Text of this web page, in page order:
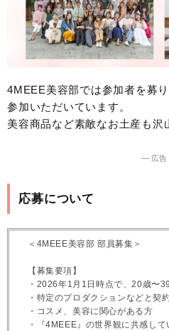
4MEEE美容部では参加者を募
参加いただいています。
美容商品など素敵なお土産も沢
― 広
応募について
＜4MEEE美容部 部員募集＞
【募集要項】
・2026年1月1日時点で、20歳〜
・特定のプロダクションなどと契
・コスメ、美容に関心がある方
・『4MEEE』の世界観に共感し